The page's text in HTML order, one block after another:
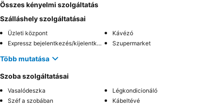
Összes kényelmi szolgáltatás
Szálláshely szolgáltatásai
Üzleti központ
Kávézó
Expressz bejelentkezés/kijelentkezés
Szupermarket
Több mutatása
Szoba szolgáltatásai
Vasalódeszka
Légkondicionáló
Széf a szobában
Kábeltévé